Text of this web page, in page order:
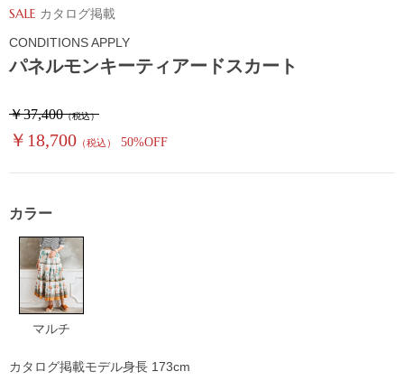
パネルモンキーティアードスカート
SALE カタログ掲載
￥37,400（税込）
￥18,700 （税込） 50%OFF
CONDITIONS APPLY
カラー
マルチ
カタログ掲載モデル身長 173cm